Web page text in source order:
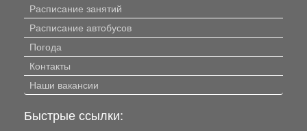
Расписание занятий
Расписание автобусов
Погода
Контакты
Наши вакансии
Быстрые ссылки: